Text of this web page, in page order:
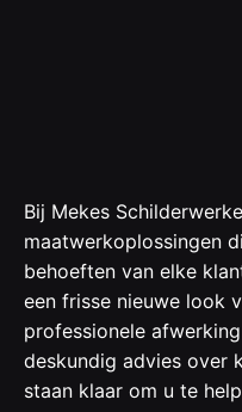
Bij Mekes
maatwerkoplossingen
behoeften van elke
een frisse nieuwe look
professionele
deskundig advies over
staan klaar om u te